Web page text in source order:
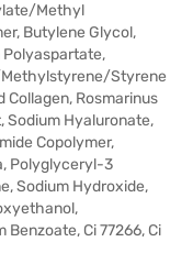
Methyl
Butylene Glycol,
Styrene
Collagen, Rosmarinus
Sodium Hyaluronate,
Copolymer,
Polyglyceryl-3
Sodium Hydroxide,
Benzoate, Ci 77266, Ci